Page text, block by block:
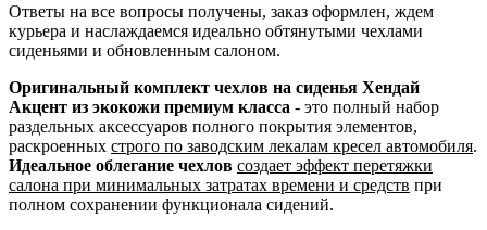
Ответы на все вопросы получены, заказ оформлен, ждем
курьера и наслаждаемся идеально обтянутыми чехлами
сиденьями и обновленным салоном.
Оригинальный комплект чехлов на сиденья Хендай
Акцент из экокожи премиум класса - это полный набор
раздельных аксессуаров полного покрытия элементов,
раскроенных строго по заводским лекалам кресел автомобиля.
Идеальное облегание чехлов создает эффект перетяжки
салона при минимальных затратах времени и средств при
полном сохранении функционала сидений.